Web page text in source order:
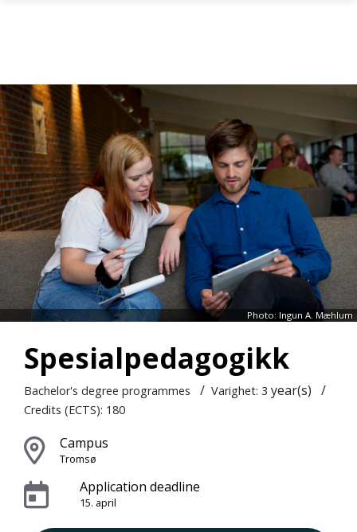
Skip to main content
Photo: Ingun A. Mæhlum
Spesialpedagogikk
Bachelor's degree programmes / Varighet: 3 year(s) /
Credits (ECTS): 180
Campus
Tromsø
Application deadline
15. april